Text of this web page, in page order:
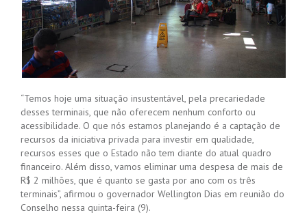
“Temos hoje uma situação insustentável, pela precariedade
desses terminais, que não oferecem nenhum conforto ou
acessibilidade. O que nós estamos planejando é a captação de
recursos da iniciativa privada para investir em qualidade,
recursos esses que o Estado não tem diante do atual quadro
financeiro. Além disso, vamos eliminar uma despesa de mais de
R$ 2 milhões, que é quanto se gasta por ano com os três
terminais”, afirmou o governador Wellington Dias em reunião do
Conselho nessa quinta-feira (9).